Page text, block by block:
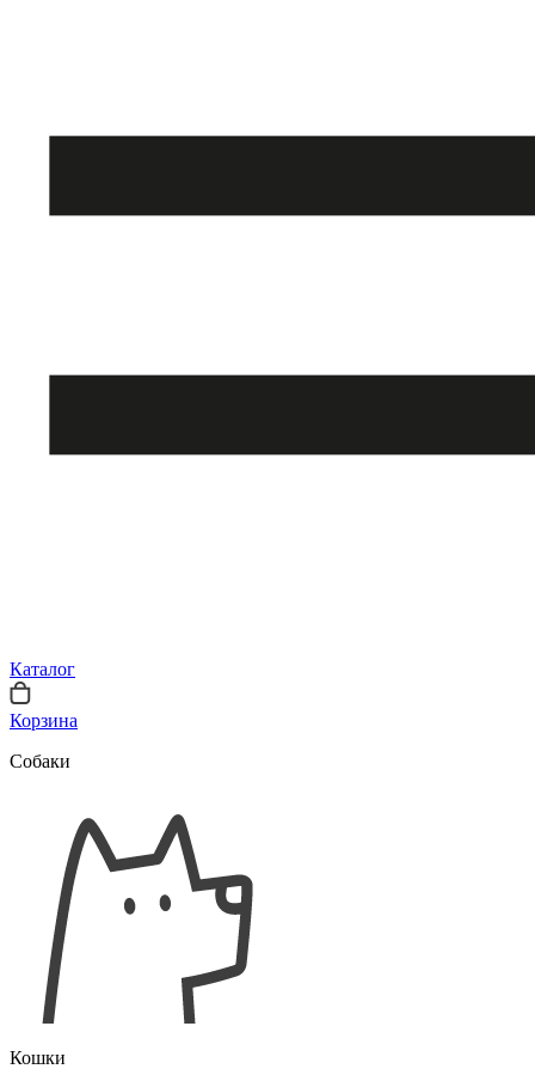
Каталог
Корзина
Собаки
Кошки